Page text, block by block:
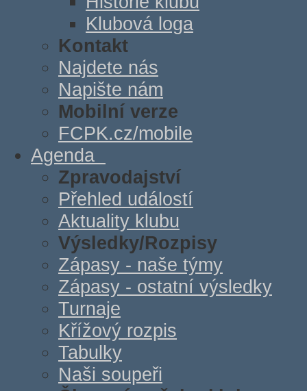
Klubová loga
Kontakt
Najdete nás
Napište nám
Mobilní verze
FCPK.cz/mobile
Agenda
Zpravodajství
Přehled událostí
Aktuality klubu
Výsledky/Rozpisy
Zápasy - naše týmy
Zápasy - ostatní výsledky
Turnaje
Křížový rozpis
Tabulky
Naši soupeři